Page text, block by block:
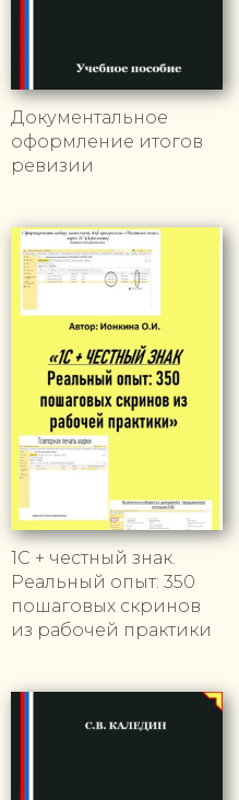
Документальное
оформление итогов
ревизии
1С + честный знак.
Реальный опыт: 350
пошаговых скринов
из рабочей практики